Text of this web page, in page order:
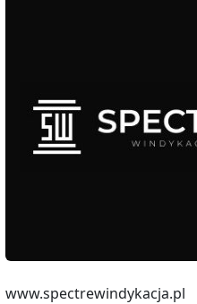
www.spectrewindykacja.pl